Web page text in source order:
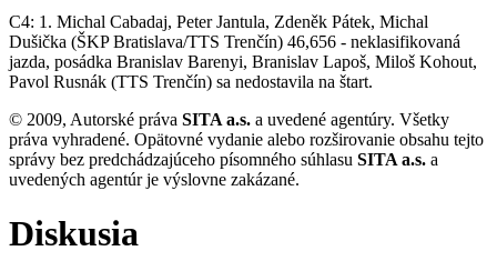
C4: 1. Michal Cabadaj, Peter Jantula, Zdeněk Pátek, Michal
Dušička (ŠKP Bratislava/TTS Trenčín) 46,656 - neklasifikovaná
jazda, posádka Branislav Barenyi, Branislav Lapoš, Miloš Kohout,
Pavol Rusnák (TTS Trenčín) sa nedostavila na štart.
© 2009, Autorské práva SITA a.s. a uvedené agentúry. Všetky
práva vyhradené. Opätovné vydanie alebo rozširovanie obsahu tejto
správy bez predchádzajúceho písomného súhlasu SITA a.s. a
uvedených agentúr je výslovne zakázané.
Diskusia